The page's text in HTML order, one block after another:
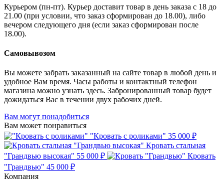
Курьером (пн-пт). Курьер доставит товар в день заказа с 18 до
21.00 (при условии, что заказ сформирован до 18.00), либо
вечером следующего дня (если заказ сформирован после
18.00).
Самовывозом
Вы можете забрать заказанный на сайте товар в любой день и
удобное Вам время. Часы работы и контактный телефон
магазина можно узнать здесь. Забронированный товар будет
дожидаться Вас в течении двух рабочих дней.
Вам могут понадобиться
Вам может понравиться
"Кровать с роликами" 35 000 ₽
Кровать стальная
"Грандвью высокая" 55 000 ₽
Кровать
"Грандвью" 45 000 ₽
Компания